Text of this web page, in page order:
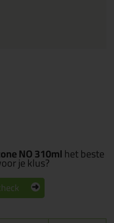
NO 310mlhet beste
je klus?